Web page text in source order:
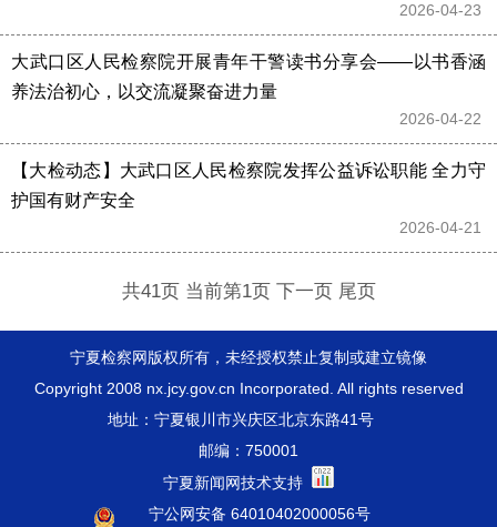
2026-04-23
大武口区人民检察院开展青年干警读书分享会——以书香涵
养法治初心，以交流凝聚奋进力量
2026-04-22
【大检动态】大武口区人民检察院发挥公益诉讼职能 全力守
护国有财产安全
2026-04-21
共41页 当前第1页 下一页 尾页
宁夏检察网版权所有，未经授权禁止复制或建立镜像
Copyright 2008 nx.jcy.gov.cn Incorporated. All rights reserved
地址：宁夏银川市兴庆区北京东路41号
邮编：750001
宁夏新闻网技术支持
宁公网安备 64010402000056号